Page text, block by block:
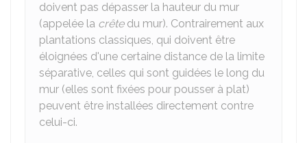
doivent pas dépasser la hauteur du mur
(appelée la crêtedu mur). Contrairement aux
plantations classiques, qui doivent être
éloignées d'une certaine distance de la limite
séparative, celles qui sont guidées le long du
mur (elles sont fixées pour pousser à plat)
peuvent être installées directement contre
celui-ci.